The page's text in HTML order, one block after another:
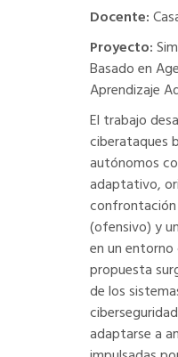
Docente:
Proyecto:
Basado en
Aprendizaje
El trabajo
ciberataques
autónomos
adaptativo,
confrontación
(ofensivo) y
en un
propuesta
de los
adaptarse a